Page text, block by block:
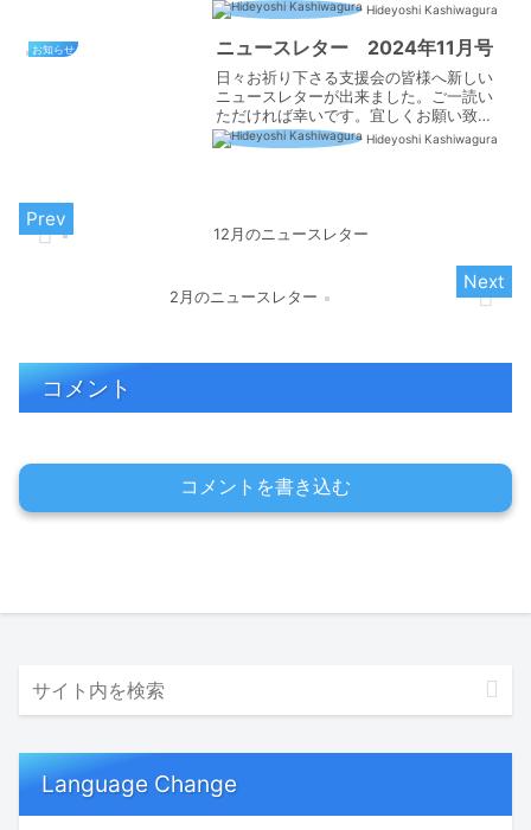
1月28日、始まってまだ半年ばかりの私達
の教会で洗礼式がありました。なんとい
う素晴らしい神様の御業と恵みでしょう
か！これは、...
Hideyoshi Kashiwagura
お知らせ ニュースレター 2024年11月号
日々お祈り下さる支援会の皆様へ新しい
ニュースレターが出来ました。ご一読い
ただければ幸いです。宜しくお願い致し
ます。
Hideyoshi Kashiwagura
12月のニュースレター
2月のニュースレター
コメント
コメントを書き込む
Language Change